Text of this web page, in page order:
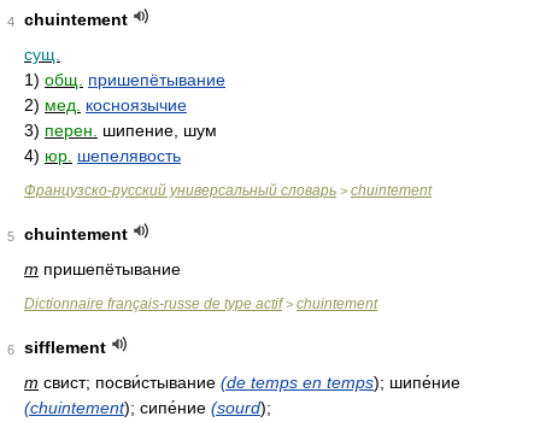
4
chuintement
сущ.
1) общ.
пришепётывание
2) мед.
косноязычие
3) перен.
шипение, шум
4) юр. шепелявость
Французско-русский универсальный словарь > chuintement
5
chuintement
m пришепётывание
Dictionnaire français-russe de type actif> chuintement
6
sifflement
m свист; посви́стывание (de temps en temps); шипе́ние
(chuintement); сипе́ние (sourd);